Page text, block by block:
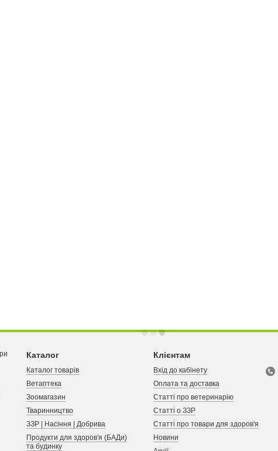
Каталог
Каталог товарів
Ветаптека
Зоомагазин
Тваринництво
ЗЗР | Насіння | Добрива
Продукти для здоров'я (БАДи)
та будинку
Клієнтам
Вхід до кабінету
Оплата та доставка
Статті про ветеринарію
Статті о ЗЗР
Статті про товари для здоров'я
Новини